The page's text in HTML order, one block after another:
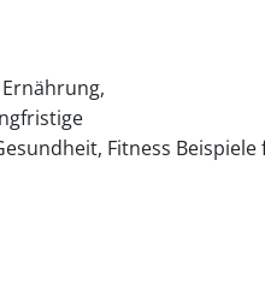
Fitness Beispiele